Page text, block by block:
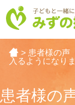
> 患者様の声
入るようになり
患者様の